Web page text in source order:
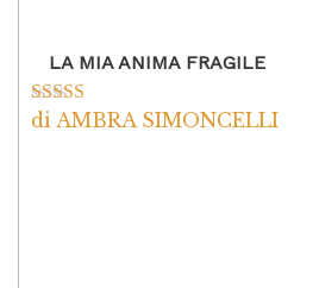
LA MIA ANIMA FRAGILE
Valutato5su
di AMBRA SIMONCELLI